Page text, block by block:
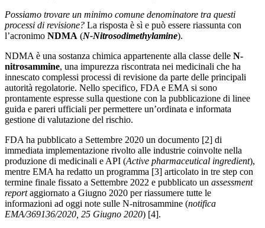
Possiamo trovare un minimo comune denominatore tra questi
processi di revisione? La risposta è sì e può essere riassunta con
l’acronimo NDMA (N-Nitrosodimethylamine).
NDMA è una sostanza chimica appartenente alla classe delle N-
nitrosammine, una impurezza riscontrata nei medicinali che ha
innescato complessi processi di revisione da parte delle principali
autorità regolatorie. Nello specifico, FDA e EMA si sono
prontamente espresse sulla questione con la pubblicazione di linee
guida e pareri ufficiali per permettere un’ordinata e informata
gestione di valutazione del rischio.
FDA ha pubblicato a Settembre 2020 un documento [2] di
immediata implementazione rivolto alle industrie coinvolte nella
produzione di medicinali e API (Active pharmaceutical ingredient),
mentre EMA ha redatto un programma [3] articolato in tre step con
termine finale fissato a Settembre 2022 e pubblicato un assessment
reportaggiornato a Giugno 2020 per riassumere tutte le
informazioni ad oggi note sulle N-nitrosammine (notifica
EMA/369136/2020, 25 Giugno 2020) [4].